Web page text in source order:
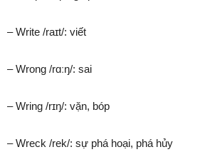
– Write /raɪt/: viết
– Wrong /rɑːŋ/: sai
– Wring /rɪŋ/: vặn, bóp
– Wreck /rek/: sự phá hoại, phá hủy